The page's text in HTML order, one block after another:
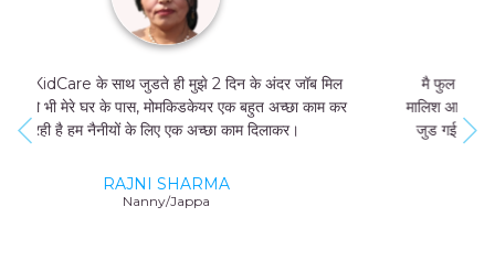
मै फुल टाइम जॉब नहीं कर सकती थी, और मुझे मां और बच्चे की
मालिश आती थी तो मै MomKidCare के साथ फ्रीलांसर की तरह
जुड गई और अब में दिन में सिर्फ 4 घंटे काम करके भी 20000-
GEETA SHARMA